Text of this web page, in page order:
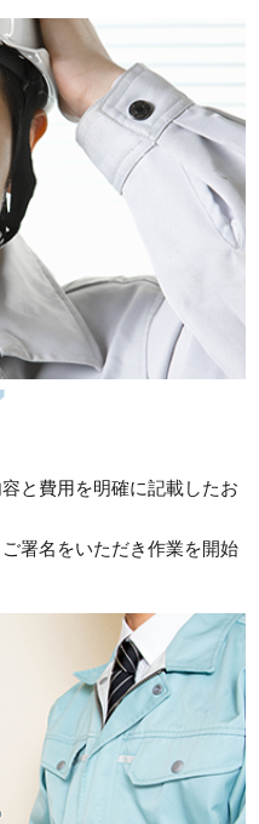
イレ水漏れトラブルで
覧はこちら
と費用を明確に記載したお
署名をいただき作業を開始